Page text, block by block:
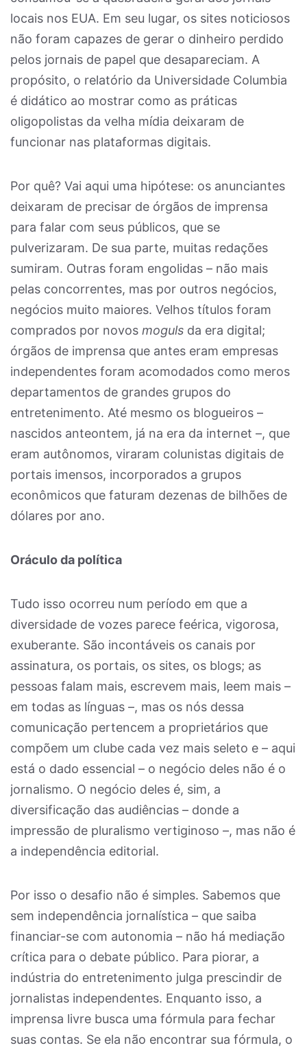
locais nos EUA. Em seu lugar, os sites noticiosos
não foram capazes de gerar o dinheiro perdido
pelos jornais de papel que desapareciam. A
propósito, o relatório da Universidade Columbia
é didático ao mostrar como as práticas
oligopolistas da velha mídia deixaram de
funcionar nas plataformas digitais.
Por quê? Vai aqui uma hipótese: os anunciantes
deixaram de precisar de órgãos de imprensa
para falar com seus públicos, que se
pulverizaram. De sua parte, muitas redações
sumiram. Outras foram engolidas – não mais
pelas concorrentes, mas por outros negócios,
negócios muito maiores. Velhos títulos foram
comprados por novos moguls da era digital;
órgãos de imprensa que antes eram empresas
independentes foram acomodados como meros
departamentos de grandes grupos do
entretenimento. Até mesmo os blogueiros –
nascidos anteontem, já na era da internet –, que
eram autônomos, viraram colunistas digitais de
portais imensos, incorporados a grupos
econômicos que faturam dezenas de bilhões de
dólares por ano.
Oráculo da política
Tudo isso ocorreu num período em que a
diversidade de vozes parece feérica, vigorosa,
exuberante. São incontáveis os canais por
assinatura, os portais, os sites, os blogs; as
pessoas falam mais, escrevem mais, leem mais –
em todas as línguas –, mas os nós dessa
comunicação pertencem a proprietários que
compõem um clube cada vez mais seleto e – aqui
está o dado essencial – o negócio deles não é o
jornalismo. O negócio deles é, sim, a
diversificação das audiências – donde a
impressão de pluralismo vertiginoso –, mas não é
a independência editorial.
Por isso o desafio não é simples. Sabemos que
sem independência jornalística – que saiba
financiar-se com autonomia – não há mediação
crítica para o debate público. Para piorar, a
indústria do entretenimento julga prescindir de
jornalistas independentes. Enquanto isso, a
imprensa livre busca uma fórmula para fechar
suas contas. Se ela não encontrar sua fórmula, o